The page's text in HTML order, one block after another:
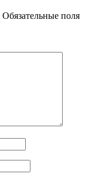
Обязательные поля